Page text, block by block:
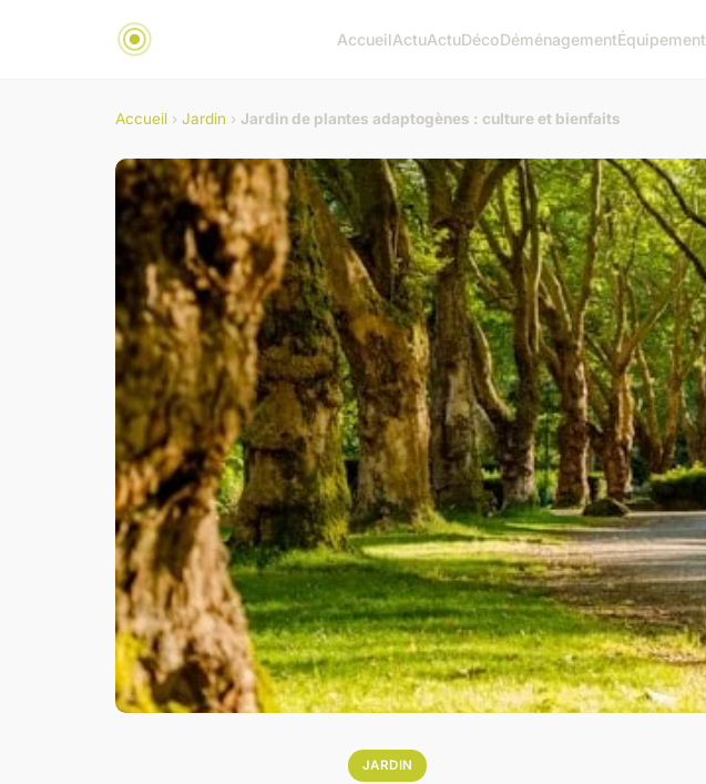
AccueilActuActuDécoDéménagementÉquipement
Accueil › Jardin › Jardin de plantes adaptogènes : culture et bienfaits
JARDIN